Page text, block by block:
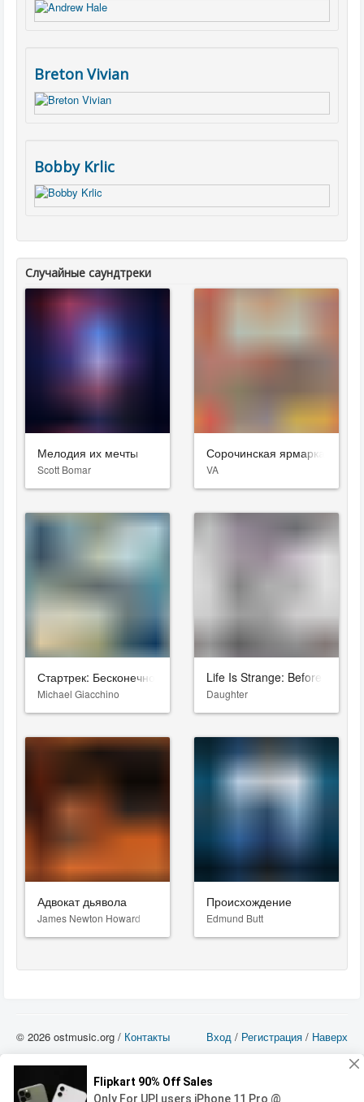
Breton Vivian
Bobby Krlic
Случайные саундтреки
Мелодия их мечты
Scott Bomar
Сорочинская ярмарка
VA
Стартрек: Бесконечность
Michael Giacchino
Life Is Strange: Before The
Daughter
Адвокат дьявола
James Newton Howard
Происхождение
Edmund Butt
Вход / Регистрация / Наверх
© 2026 ostmusic.org / Контакты
можете использовать такие материалы только в том в случае, если